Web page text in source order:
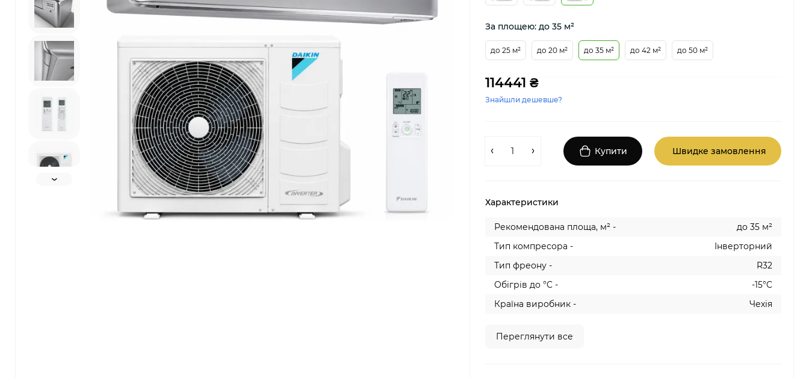
За площею: до 35 м²
до 25 м² до 20 м² до 35 м² до 42 м² до 50 м²
114441 ₴
Знайшли дешевше?
Купити Швидке замовлення
Характеристики
Рекомендована площа, м² -
до 35 м²
Тип компресора -
Інверторний
Тип фреону -
R32
Обігрів до °C -
-15°C
Країна виробник -
Чехія
Переглянути все